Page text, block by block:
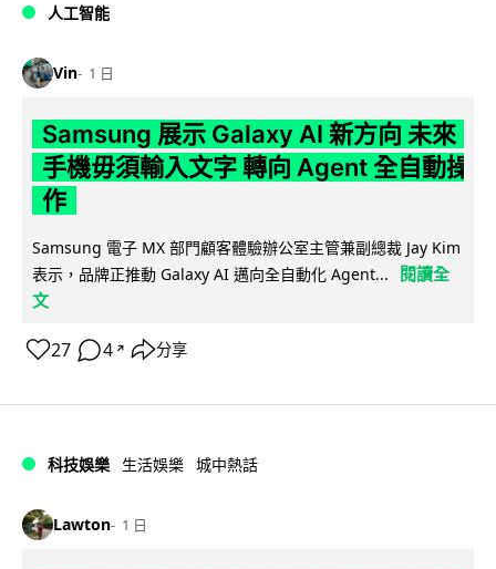
人工智能
Vin 1 日
Samsung 展示 Galaxy AI 新方向 未來
手機毋須輸入文字 轉向 Agent 全自動操
作
Samsung 電子 MX 部門顧客體驗辦公室主管兼副總裁 Jay Kim
表示，品牌正推動 Galaxy AI 邁向全自動化 Agent...
閱讀全
文
27 4 ↗ 分享
科技娛樂 生活娛樂 城中熱話
Lawton 1 日